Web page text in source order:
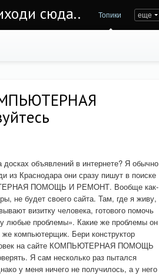
сюда.. Топики еще
объявлений в интернете? Я обычно
из Краснодара они сразу пишут в поиске
ПОМОЩЬ И РЕМОНТ. Вообще как-
не будет своего сайта. Там, где я живу,
визитку человека, готового помочь
любые проблемы». Какие же проблемы он
компьютерщик. Бери конструктор
на сайте КОМПЬЮТЕРНАЯ ПОМОЩЬ
Я сам несколько раз пытался
у меня ничего не получилось, а у него